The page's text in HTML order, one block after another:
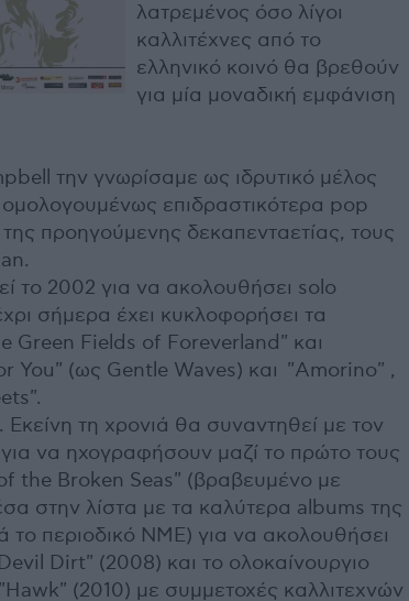
λατρεμένος όσο λίγοι
καλλιτέχνες από το
ελληνικό κοινό θα βρεθούν
για μία μοναδική εμφάνιση
την γνωρίσαμε ως ιδρυτικό μέλος
επιδραστικότερα pop
προηγούμενης δεκαπενταετίας, τους
το 2002 για να ακολουθήσει solo
σήμερα έχει κυκλοφορήσει τα
Green Fields of Foreverland" και
You" (ως Gentle Waves) και "Amorino" ,
Εκείνη τη χρονιά θα συναντηθεί με τον
να ηχογραφήσουν μαζί το πρώτο τους
the Broken Seas" (βραβευμένο με
στην λίστα με τα καλύτερα albums της
το περιοδικό NME) για να ακολουθήσει
Dirt" (2008) και το ολοκαίνουργιο
(2010) με συμμετοχές καλλιτεχνών